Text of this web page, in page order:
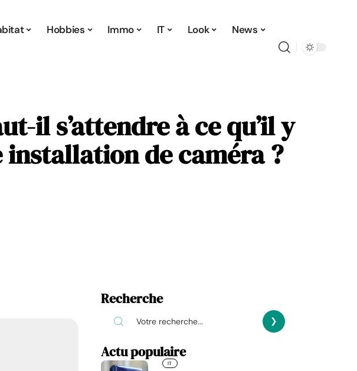
Hobbies Immo IT Look News
il s’attendre à ce qu’il y
de caméra ?
Recherche
Actu populaire
IT